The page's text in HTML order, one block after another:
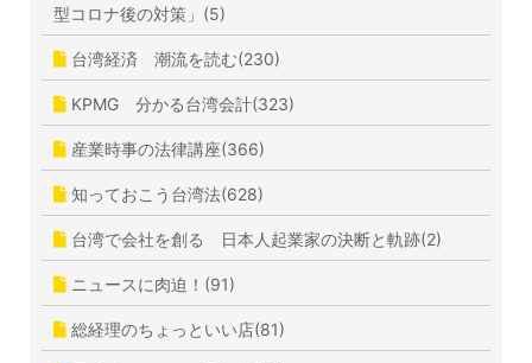
型コロナ後の対策」(5)
台湾経済 潮流を読む(230)
KPMG 分かる台湾会計(323)
産業時事の法律講座(366)
知っておこう台湾法(628)
台湾で会社を創る 日本人起業家の決断と軌跡(2)
ニュースに肉迫！(91)
総経理のちょっといい店(81)